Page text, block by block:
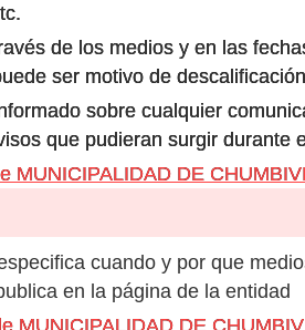
de los medios y en las
ser motivo de
sobre cualquier
que pudieran surgir durante
MUNICIPALIDAD DE
cuando y por que
en la página de la entidad
MUNICIPALIDAD DE